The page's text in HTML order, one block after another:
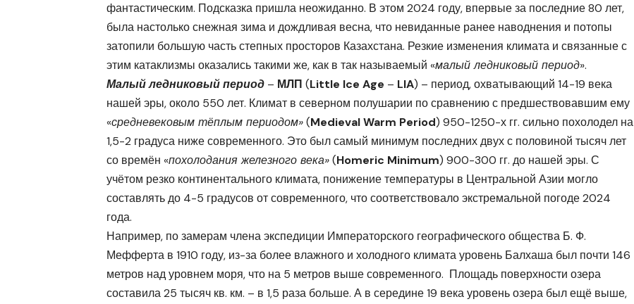
фантастическим. Подсказка пришла неожиданно. В этом 2024 году, впервые за последние 80 лет,
была настолько снежная зима и дождливая весна, что невиданные ранее наводнения и потопы
затопили большую часть степных просторов Казахстана. Резкие изменения климата и связанные с
этим катаклизмы оказались такими же, как в так называемый «малый ледниковый период».
Малый ледниковый период – МЛП (Little Ice Age – LIA) – период, охватывающий 14-19 века
нашей эры, около 550 лет. Климат в северном полушарии по сравнению с предшествовавшим ему
«средневековым тёплым периодом»(Medieval Warm Period) 950-1250-х гг. сильно похолодел на
1,5-2 градуса ниже современного. Это был самый минимум последних двух с половиной тысяч лет
со времён «похолоданияжелезного века»(Homeric Minimum) 900-300 гг. до нашей эры. С
учётом резко континентального климата, понижение температуры в Центральной Азии могло
составлять до 4-5 градусов от современного, что соответствовало экстремальной погоде 2024
года.
Например, по замерам члена экспедиции Императорского географического общества Б. Ф.
Мефферта в 1910 году, из-за более влажного и холодного климата уровень Балхаша был почти 146
метров над уровнем моря, что на 5 метров выше современного. Площадь поверхности озера
составила 25 тысяч кв. км. – в 1,5 раза больше. А в середине 19 века уровень озера был ещё выше,